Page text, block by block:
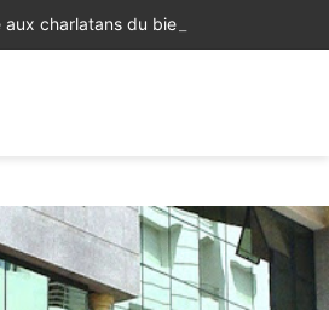
charlatans du bien-être !